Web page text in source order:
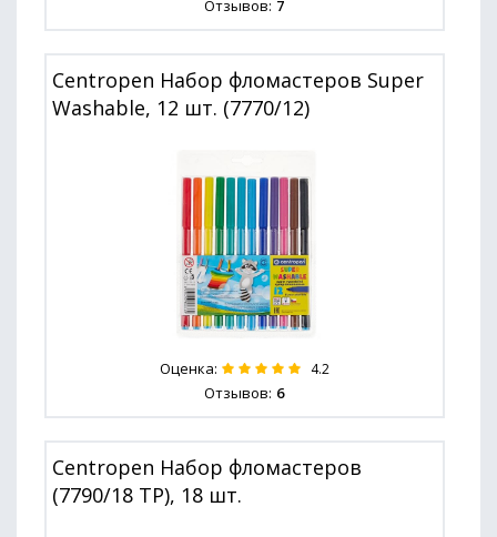
Отзывов: 7
Centropen Набор фломастеров Super
Washable, 12 шт. (7770/12)
Оценка: 4.2
Отзывов: 6
Centropen Набор фломастеров
(7790/18 TP), 18 шт.